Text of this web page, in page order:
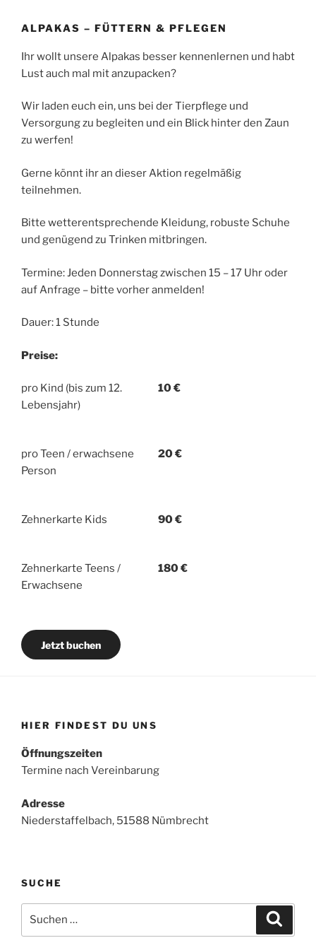
ALPAKAS – FÜTTERN & PFLEGEN
Ihr wollt unsere Alpakas besser kennenlernen und habt
Lust auch mal mit anzupacken?
Wir laden euch ein, uns bei der Tierpflege und
Versorgung zu begleiten und ein Blick hinter den Zaun
zu werfen!
Gerne könnt ihr an dieser Aktion regelmäßig
teilnehmen.
Bitte wetterentsprechende Kleidung, robuste Schuhe
und genügend zu Trinken mitbringen.
Termine: Jeden Donnerstag zwischen 15 – 17 Uhr oder
auf Anfrage – bitte vorher anmelden!
Dauer: 1 Stunde
Preise:
pro Kind (bis zum 12.
Lebensjahr)
10 €
pro Teen / erwachsene
Person
20 €
Zehnerkarte Kids 90 €
Zehnerkarte Teens /
Erwachsene
180 €
Jetzt buchen
HIER FINDEST DU UNS
Öffnungszeiten
Termine nach Vereinbarung
Adresse
Niederstaffelbach, 51588 Nümbrecht
SUCHE
nach: